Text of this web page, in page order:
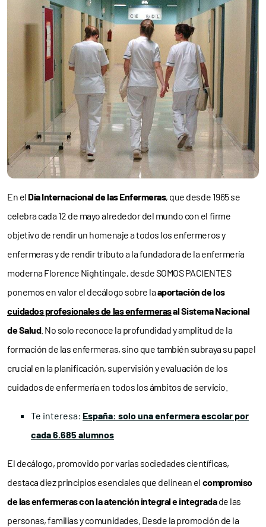
En el Día Internacional de las Enfermeras, que desde 1965 se
celebra cada 12 de mayo alrededor del mundo con el firme
objetivo de rendir un homenaje a todos los enfermeros y
enfermeras y de rendir tributo a la fundadora de la enfermería
moderna Florence Nightingale, desde SOMOS PACIENTES
ponemos en valor el decálogo sobre laaportación de los
cuidados profesionales de las enfermerasal Sistema Nacional
de Salud. No solo reconoce la profundidad y amplitud de la
formación de las enfermeras, sino que también subraya su papel
crucial en la planificación, supervisión y evaluación de los
cuidados de enfermería en todos los ámbitos de servicio.
Te interesa: España: solo una enfermera escolar por
cada 6.685 alumnos
El decálogo, promovido por varias sociedades científicas,
destaca diez principios esenciales que delinean el compromiso
de las enfermeras con la atención integral e integradade las
personas, familias y comunidades. Desde la promoción de la